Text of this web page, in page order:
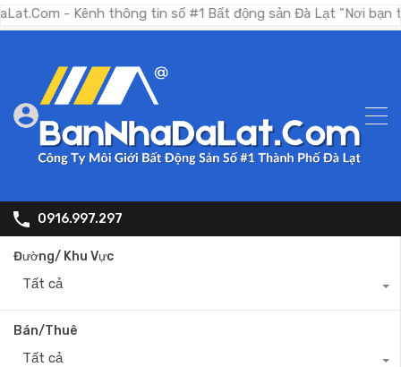
- Kênh thông tin số #1 Bất động sản Đà Lạt "Nơi bạn tìm
0916.997.297
Đường/ Khu Vực
Tất cả
Bán/Thuê
Tất cả